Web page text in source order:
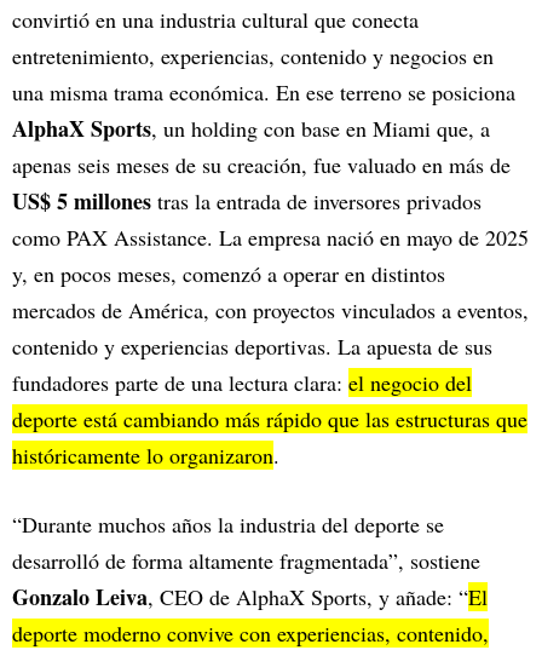
convirtió en una industria cultural que conecta
entretenimiento, experiencias, contenido y negocios en
una misma trama económica. En ese terreno se posiciona
AlphaX Sports, un holding con base en Miami que, a
apenas seis meses de su creación, fue valuado en más de
US$ 5 millones tras la entrada de inversores privados
como PAX Assistance. La empresa nació en mayo de 2025
y, en pocos meses, comenzó a operar en distintos
mercados de América, con proyectos vinculados a eventos,
contenido y experiencias deportivas. La apuesta de sus
fundadores parte de una lectura clara: el negocio del
deporte está cambiando más rápido que las estructuras que
históricamente lo organizaron.
“Durante muchos años la industria del deporte se
desarrolló de forma altamente fragmentada”, sostiene
Gonzalo Leiva, CEO de AlphaX Sports, y añade: “El
deporte moderno convive con experiencias, contenido,